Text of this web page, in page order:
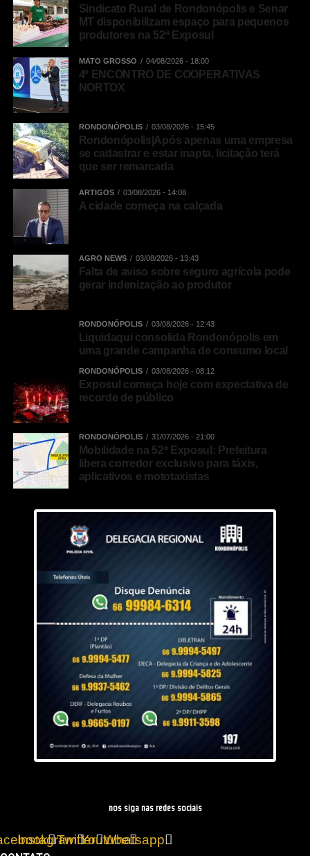
Sindicato Rural de Rondonópolis e Senar
MT disponibilizam espaço para pequenos
produtores na 52ª Exposul
MATO GROSSO 04/08/2026 - 18:00
4º ENCONTRO DE COOPERATIVAS
NORTOX
RONDONÓPOLIS 03/08/2026 - 15:45
Rondonópolis|Após apenas uma empresa
se cadastrar e estar inapta, licitação terá
que ser remarcada
ARTIGOS 03/08/2026 - 14:08
A cidade começa na calçada
AGRO NEWS 03/08/2026 - 13:43
Falta de aviso sobre seguro agrícola pode
gerar indenização ao produtor
RONDONÓPOLIS 03/08/2026 - 12:43
Liquidaqui consolida Rondonópolis em
uma grande campanha de consumo local
RONDONÓPOLIS 03/08/2026 - 08:12
Exposul começa hoje com expectativa de
recorde de público
RONDONÓPOLIS 31/07/2026 - 21:00
Mobilidade na 52ª Exposul: Prefeitura
libera corredor exclusivo para táxis,
aplicativos e mototaxistas
nos siga nas redes sociais
InstagramTwitterYoutubeWhatsapp